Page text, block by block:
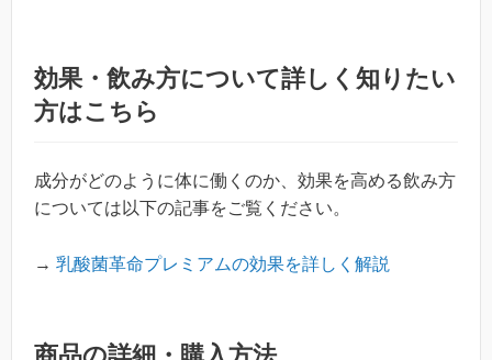
効果・飲み方について詳しく知りたい
方はこちら
成分がどのように体に働くのか、効果を高める飲み方
については以下の記事をご覧ください。
→ 乳酸菌革命プレミアムの効果を詳しく解説